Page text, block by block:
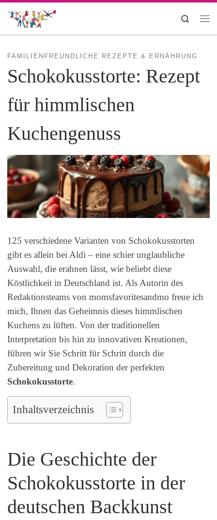
Zum Inhalt springen
Search
FAMILIENFREUNDLICHE REZEPTE & ERNÄHRUNG
Schokokusstorte: Rezept
für himmlischen
Kuchengenuss
125 verschiedene Varianten von Schokokusstorten
gibt es allein bei Aldi – eine schier unglaubliche
Auswahl, die erahnen lässt, wie beliebt diese
Köstlichkeit in Deutschland ist. Als Autorin des
Redaktionsteams von momsfavoritesandmo freue ich
mich, Ihnen das Geheimnis dieses himmlischen
Kuchens zu lüften. Von der traditionellen
Interpretation bis hin zu innovativen Kreationen,
führen wir Sie Schritt für Schritt durch die
Zubereitung und Dekoration der perfekten
Schokokusstorte.
Inhaltsverzeichnis
Die Geschichte der
Schokokusstorte in der
deutschen Backkunst